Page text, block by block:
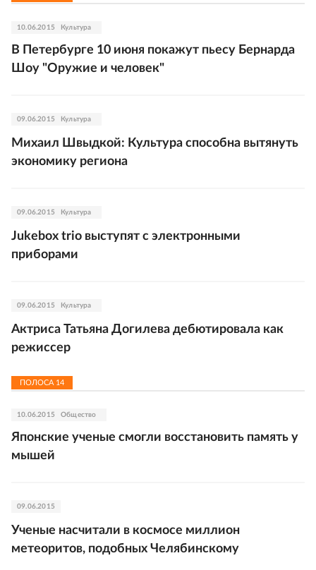
10.06.2015 Культура
В Петербурге 10 июня покажут пьесу Бернарда
Шоу "Оружие и человек"
09.06.2015 Культура
Михаил Швыдкой: Культура способна вытянуть
экономику региона
09.06.2015 Культура
Jukebox trio выступят с электронными
приборами
09.06.2015 Культура
Актриса Татьяна Догилева дебютировала как
режиссер
ПОЛОСА 14
10.06.2015 Общество
Японские ученые смогли восстановить память у
мышей
09.06.2015
Ученые насчитали в космосе миллион
метеоритов, подобных Челябинскому